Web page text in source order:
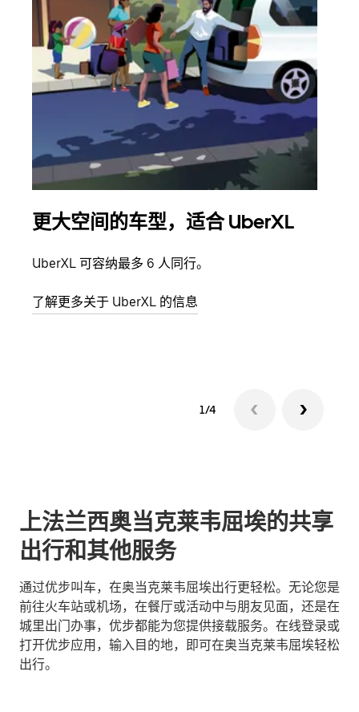
更大空间的车型，适合 UberXL
UberXL 可容纳最多 6 人同行。
了解更多关于 UberXL 的信息
1/4
上法兰西奥当克莱韦屈埃的共享
出行和其他服务
通过优步叫车，在奥当克莱韦屈埃出行更轻松。无论您是
前往火车站或机场，在餐厅或活动中与朋友见面，还是在
城里出门办事，优步都能为您提供接载服务。在线登录或
打开优步应用，输入目的地，即可在奥当克莱韦屈埃轻松
出行。